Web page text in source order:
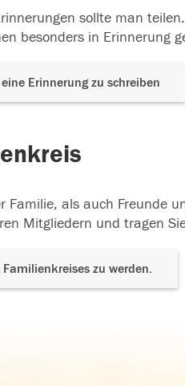
sollte man teilen.
besonders in Erinnerung
Erinnerung zu schreiben
als auch Freunde
Mitgliedern und tragen
zu werden.